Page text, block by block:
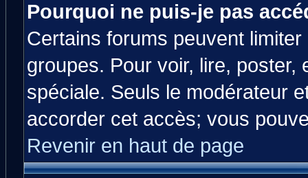
Pourquoi ne puis-je pas
Certains forums peuvent
groupes. Pour voir, lire,
spéciale. Seuls le modérateur
accorder cet accès; vous
Revenir en haut de page